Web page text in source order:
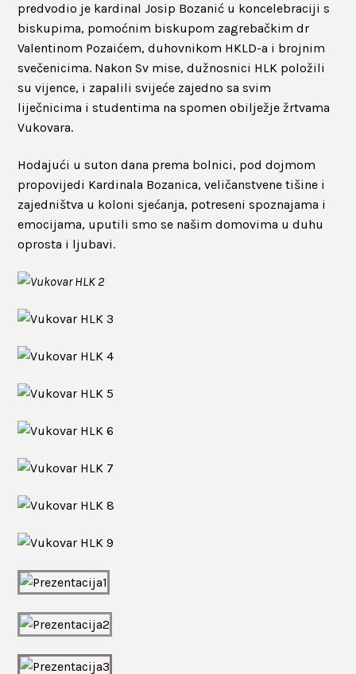
predvodio je kardinal Josip Bozanić u koncelebraciji s
biskupima, pomoćnim biskupom zagrebačkim dr
Valentinom Pozaićem, duhovnikom HKLD-a i brojnim
svečenicima. Nakon Sv mise, dužnosnici HLK položili
su vijence, i zapalili svijeće zajedno sa svim
liječnicima i studentima na spomen obilježje žrtvama
Vukovara.
Hodajući u suton dana prema bolnici, pod dojmom
propovijedi Kardinala Bozanica, veličanstvene tišine i
zajedništva u koloni sjećanja, potreseni spoznajama i
emocijama, uputili smo se našim domovima u duhu
oprosta i ljubavi.